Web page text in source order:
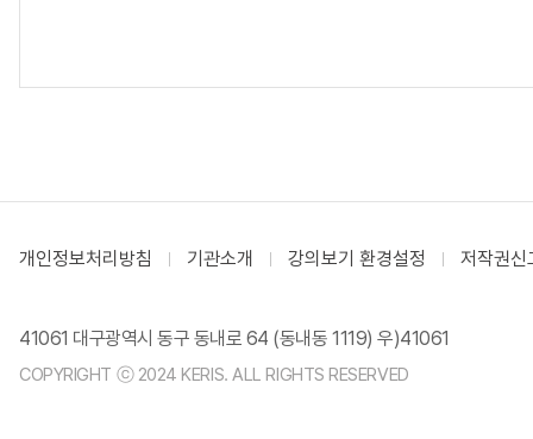
개인정보처리방침 기관소개 강의보기 환경설정 저작권신
41061 대구광역시 동구 동내로 64 (동내동 1119) 우)41061
COPYRIGHT ⓒ 2024 KERIS. ALL RIGHTS RESERVED